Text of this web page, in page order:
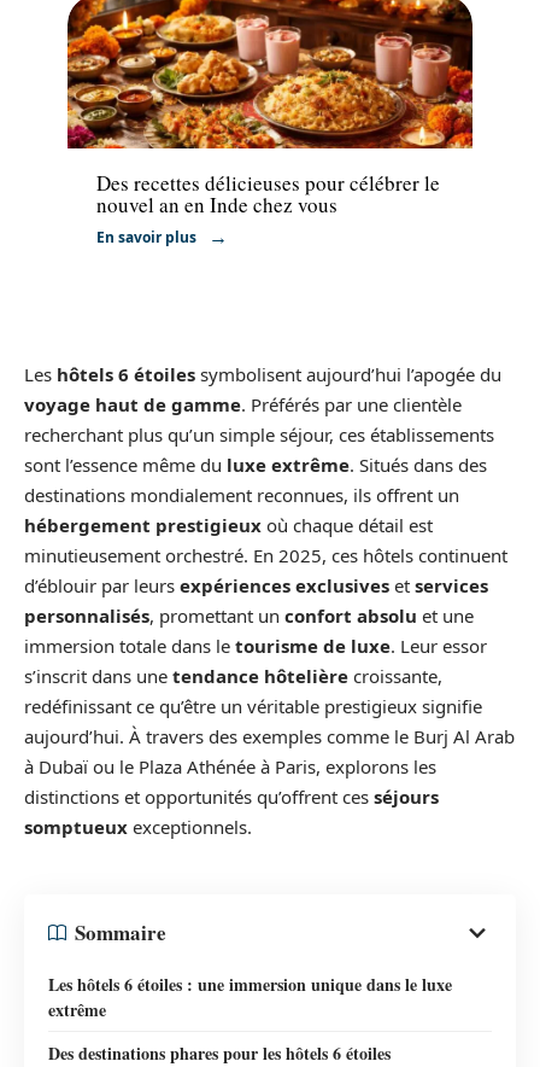
Hébergement
Des recettes délicieuses pour célébrer le
nouvel an en Inde chez vous
En savoir plus
Les hôtels 6 étoiles symbolisent aujourd’hui l’apogée du
voyage haut de gamme. Préférés par une clientèle
recherchant plus qu’un simple séjour, ces établissements
sont l’essence même du luxe extrême. Situés dans des
destinations mondialement reconnues, ils offrent un
hébergement prestigieux où chaque détail est
minutieusement orchestré. En 2025, ces hôtels continuent
d’éblouir par leurs expériences exclusives et services
personnalisés, promettant un confort absolu et une
immersion totale dans le tourisme de luxe. Leur essor
s’inscrit dans une tendance hôtelière croissante,
redéfinissant ce qu’être un véritable prestigieux signifie
aujourd’hui. À travers des exemples comme le Burj Al Arab
à Dubaï ou le Plaza Athénée à Paris, explorons les
distinctions et opportunités qu’offrent ces séjours
somptueux exceptionnels.
Sommaire
Les hôtels 6 étoiles : une immersion unique dans le luxe
extrême
Des destinations phares pour les hôtels 6 étoiles